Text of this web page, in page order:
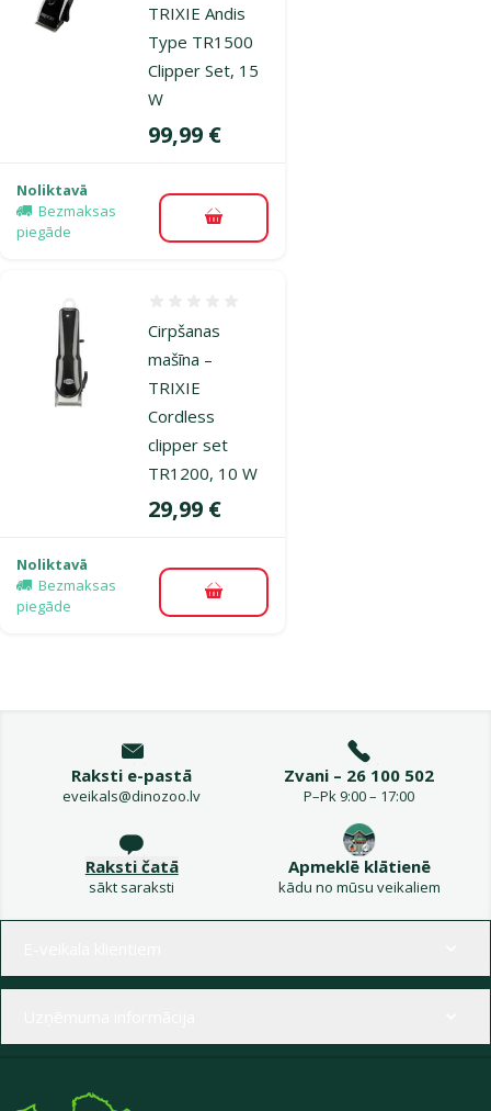
TRIXIE Andis
Type TR1500
Clipper Set, 15
W
Cena
99,99 €
Noliktavā
Bezmaksas
piegāde
Pievienot grozam
Cirpšanas
mašīna –
TRIXIE
Cordless
clipper set
TR1200, 10 W
Cena
29,99 €
Noliktavā
Bezmaksas
piegāde
Pievienot grozam
Raksti e-pastā
eveikals@dinozoo.lv
Zvani – 26 100 502
P–Pk 9:00 – 17:00
Raksti čatā
sākt saraksti
Apmeklē klātienē
kādu no mūsu veikaliem